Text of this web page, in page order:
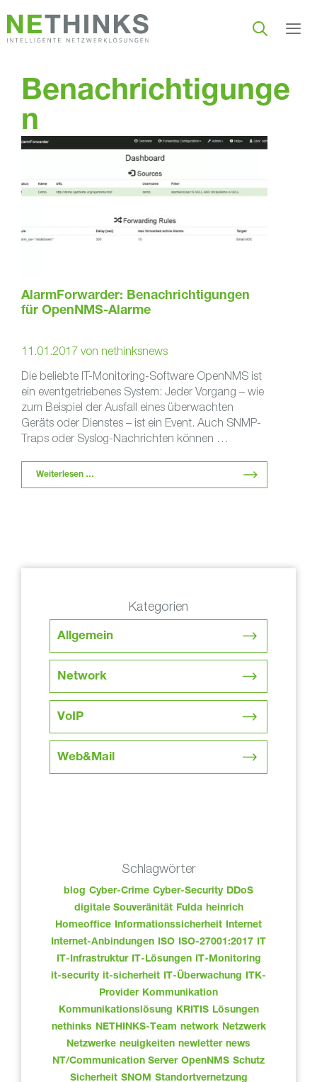
Inhalt
springen
Benachrichtigunge
n
AlarmForwarder: Benachrichtigungen
für OpenNMS-Alarme
11.01.2017 von nethinksnews
Die beliebte IT-Monitoring-Software OpenNMS ist
ein eventgetriebenes System: Jeder Vorgang – wie
zum Beispiel der Ausfall eines überwachten
Geräts oder Dienstes – ist ein Event. Auch SNMP-
Traps oder Syslog-Nachrichten können …
Weiterlesen …
Kategorien
Allgemein
Network
VoIP
Web&Mail
Schlagwörter
blog Cyber-Crime Cyber-Security DDoS
digitale Souveränität Fulda heinrich
Homeoffice Informationssicherheit Internet
Internet-Anbindungen ISO ISO-27001:2017 IT
IT-Infrastruktur IT-Lösungen IT-Monitoring
it-security it-sicherheit IT-Überwachung
ITK-
Provider Kommunikation
Kommunikationslösung
KRITIS Lösungen
nethinks NETHINKS-Team network Netzwerk
Netzwerke neuigkeiten newletter news
NT/Communication Server OpenNMS Schutz
Sicherheit SNOM Standortvernetzung